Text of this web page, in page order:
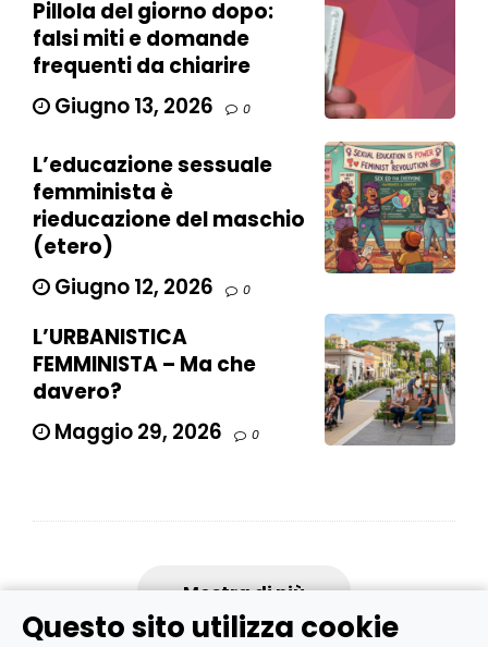
Questo sito utilizza cookie
Pillola del giorno dopo:
falsi miti e domande
frequenti da chiarire
Giugno 13, 2026
0
L’educazione sessuale
femminista è
rieducazione del maschio
(etero)
Giugno 12, 2026
0
L’URBANISTICA
FEMMINISTA – Ma che
davero?
Maggio 29, 2026
0
Mostra di più